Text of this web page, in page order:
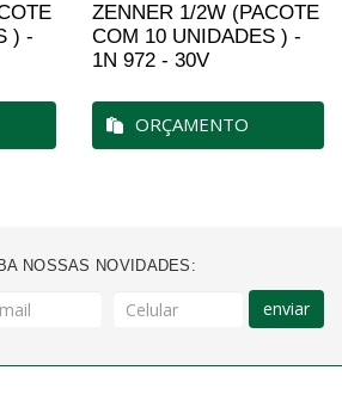
) -
ZENNER 1/2W (PACOTE
COM 10 UNIDADES ) -
1N 972 - 30V
ORÇAMENTO
NOSSAS NOVIDADES:
enviar